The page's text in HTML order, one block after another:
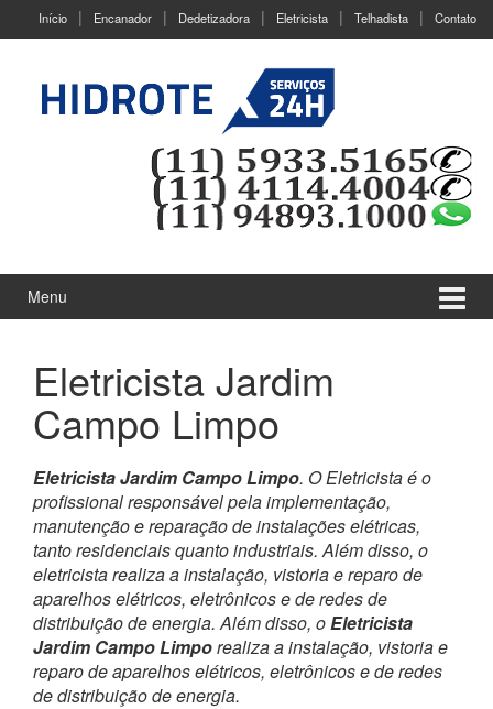
Início Encanador Dedetizadora Eletricista Telhadista Contato
Menu
Eletricista Jardim
Campo Limpo
Eletricista Jardim Campo Limpo. O Eletricista é o
profissional responsável pela implementação,
manutenção e reparação de instalações elétricas,
tanto residenciais quanto industriais. Além disso, o
eletricista realiza a instalação, vistoria e reparo de
aparelhos elétricos, eletrônicos e de redes de
distribuição de energia. Além disso, oEletricista
Jardim Campo Limporealiza a instalação, vistoria e
reparo de aparelhos elétricos, eletrônicos e de redes
de distribuição de energia.